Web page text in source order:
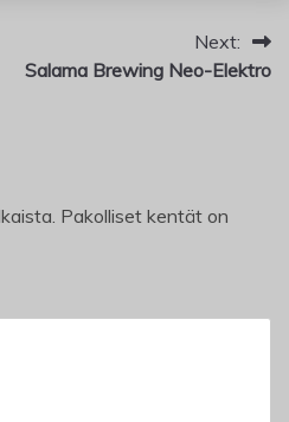
Next:
Salama Brewing Neo-Elektro
Pakolliset kentät on